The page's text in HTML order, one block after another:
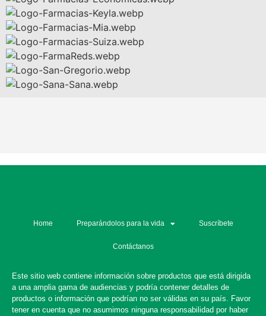
Home Preparándolos para la vida Suscríbete
Contáctanos
Este sitio web contiene información sobre productos que está dirigida
a una amplia gama de audiencias y podría contener detalles de
productos o información que podrían no ser válidas en su país. Favor
tener en cuenta que no asumimos ninguna responsabilidad por haber